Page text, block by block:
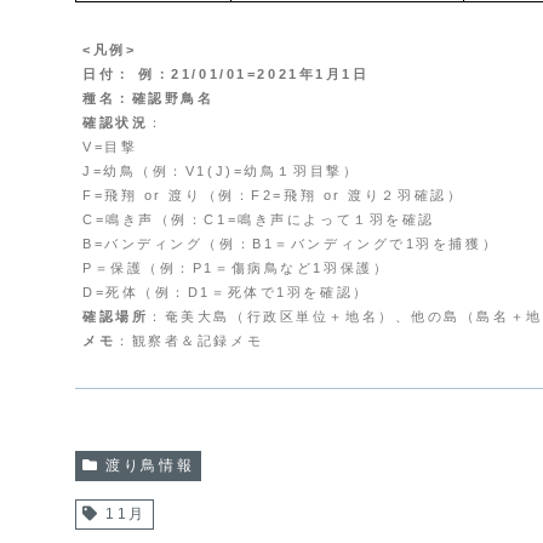
<凡例>
日付： 例：21/01/01=2021年1月1日
種名：確認野鳥名
確認状況
：
V=目撃
J=幼鳥（例：V1(J)=幼鳥１羽目撃）
F=飛翔 or 渡り（例：F2=飛翔 or 渡り２羽確認）
C=鳴き声（例：C1=鳴き声によって１羽を確認
B=バンディング（例：B1＝バンディングで1羽を捕獲）
P＝保護（例：P1＝傷病鳥など1羽保護）
D=死体（例：D1＝死体で1羽を確認）
確認場所 ：奄美大島（行政区単位＋地名）、他の島（島名＋
メモ ：観察者＆記録メモ
渡り鳥情報
11月